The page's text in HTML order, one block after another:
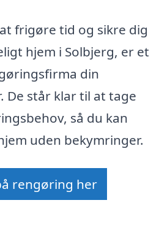
frigøre tid og sikre dig
hjem i Solbjerg, er et
din
De står klar til at tage
så du kan
uden bekymringer.
rengøring her